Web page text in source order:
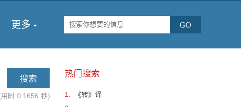
更多
时 0.1656 秒)
热门搜索
1.
《转》译